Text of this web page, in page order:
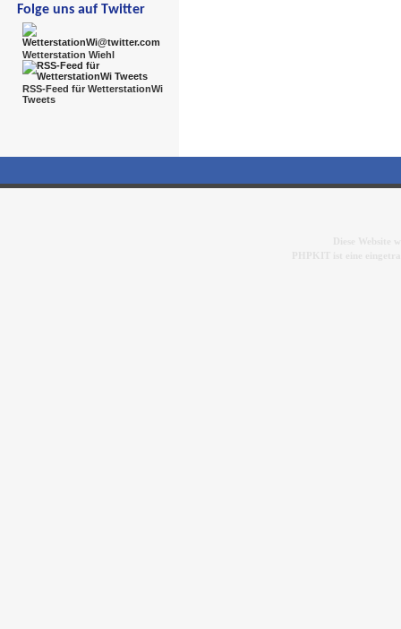
Folge uns auf Twitter
Wetterstation Wiehl
RSS-Feed für WetterstationWi
Tweets